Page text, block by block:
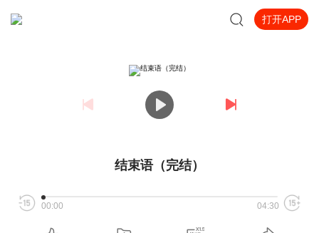
打开APP
结束语（完结）
00:00 04:30